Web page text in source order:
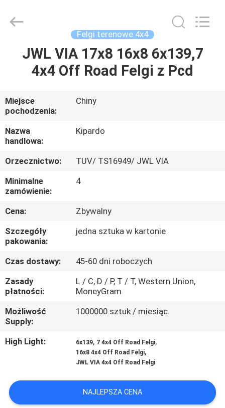
DOM
O
NAS
WYCIECZKA
PO
KONTROLA
JAKOŚCI
SKONTAKTUJ
SIĘ
Z
WYCENĘ
Industry
Co.,Ltd.
Felgi terenowe 4x4
JWL VIA 17x8 16x8 6x139,7
4x4 Off Road Felgi z Pcd
Miejsce
pochodzenia:
Chiny
Nazwa
handlowa:
Kipardo
Orzecznictwo:
TUV/ TS16949/ JWL VIA
Minimalne
zamówienie:
4
Cena:
Zbywalny
Szczegóły
pakowania:
jedna sztuka w kartonie
Czas dostawy:
45-60 dni roboczych
Zasady
płatności:
L / C, D / P, T / T, Western Union,
MoneyGram
Możliwość
Supply:
1000000 sztuk / miesiąc
High Light: 6x139, 7 4x4 Off Road Felgi,
16x8 4x4 Off Road Felgi,
JWL VIA 4x4 Off Road Felgi
NAJLEPSZA CENA